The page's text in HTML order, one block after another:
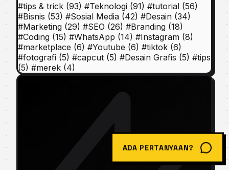
#tips & trick (93) #Teknologi (91) #tutorial (56)
#Bisnis (53) #Sosial Media (42) #Desain (34)
#Marketing (29) #SEO (26) #Branding (18)
#Coding (15) #WhatsApp (14) #Instagram (8)
#marketplace (6) #Youtube (6) #tiktok (6)
#fotografi (5) #capcut (5) #Desain Grafis (5) #tips
(5) #merek (4)
ADA PERTANYAAN?